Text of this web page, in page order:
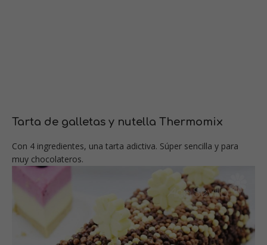
Tarta de galletas y nutella Thermomix
Con 4 ingredientes, una tarta adictiva. Súper sencilla y para
muy chocolateros.